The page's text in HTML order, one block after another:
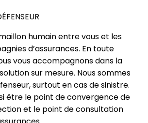
humain entre vous et les
d’assurances. En toute
vous accompagnons dans la
sur mesure. Nous sommes
surtout en cas de sinistre.
être le point de convergence de
et le point de consultation